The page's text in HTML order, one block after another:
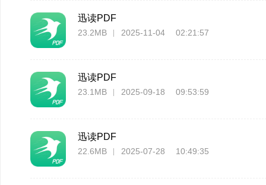
迅读PDF
23.2MB 2025-11-04 02:21:57
迅读PDF
23.1MB 2025-09-18 09:53:59
迅读PDF
22.6MB 2025-07-28 10:49:35